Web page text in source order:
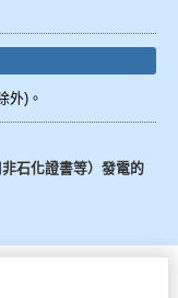
外)。
石化證書等）發電的